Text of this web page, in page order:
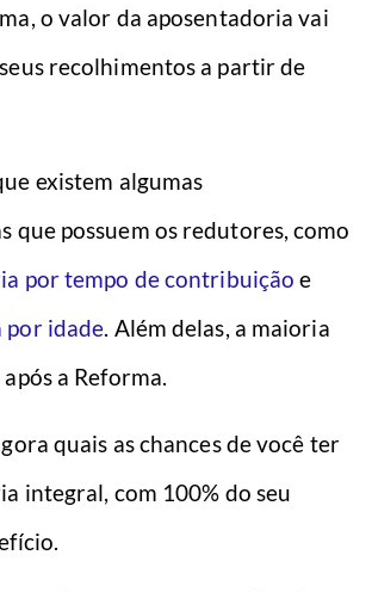
o valor da aposentadoria vai
recolhimentos a partir de
existem algumas
que possuem os redutores, como
por tempo de contribuição e
por idade. Além delas, a maioria
a Reforma.
quais as chances de você ter
integral, com 100% do seu